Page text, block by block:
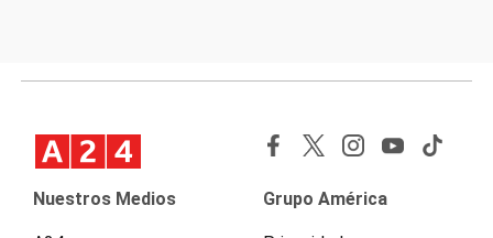
Nuestros Medios Grupo América